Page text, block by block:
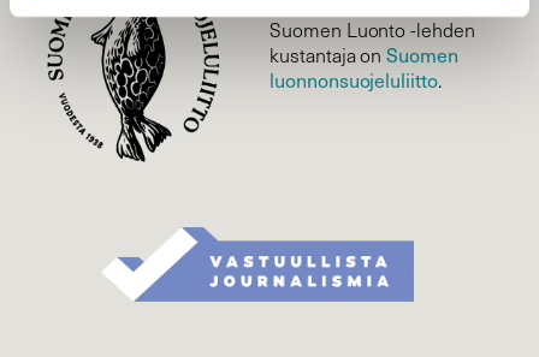
Suomen Luonto -lehden
kustantaja onSuomen
luonnonsuojelu­liitto.